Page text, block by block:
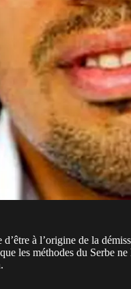
d’être à l’origine de la
les méthodes du Serbe